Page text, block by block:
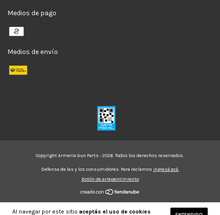
Al navegar por este sitio aceptás el uso de cookies
Medios de pago
Medios de envío
Copyright Armeria Gun Parts - 2026. Todos los derechos reservados.
Defensa de las y los consumidores. Para reclamos ingresá acá.
Botón de arrepentimiento